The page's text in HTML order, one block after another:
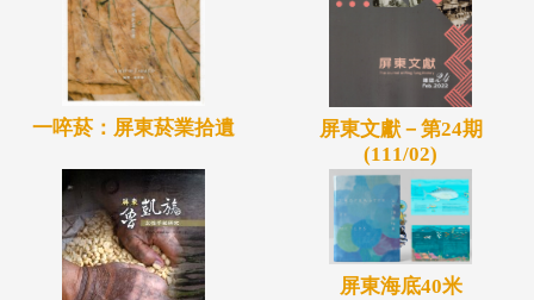
一啐菸：屏東菸業拾遺
屏東文獻－第24期
(111/02)
屏東海底40米